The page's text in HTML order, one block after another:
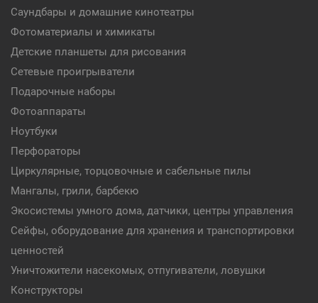
Саундбары и домашние кинотеатры
Фотоматериалы и химикаты
Детские планшеты для рисования
Сетевые проигрыватели
Подарочные наборы
Фотоаппараты
Ноутбуки
Перфораторы
Циркулярные, торцовочные и сабельные пилы
Мангалы, грили, барбекю
Экосистемы умного дома, датчики, центры управления
Сейфы, оборудование для хранения и транспортировки
ценностей
Уничтожители насекомых, отпугиватели, ловушки
Конструкторы